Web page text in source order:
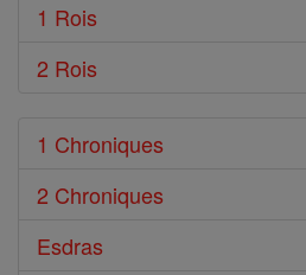
1 Rois
2 Rois
1 Chroniques
2 Chroniques
Esdras